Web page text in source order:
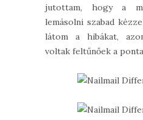
jutottam, hogy a
lemásolni szabad
látom a hibákat,
voltak feltűnőek a